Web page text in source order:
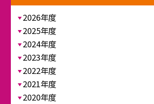
2026年度
2025年度
2024年度
2023年度
2022年度
2021年度
2020年度